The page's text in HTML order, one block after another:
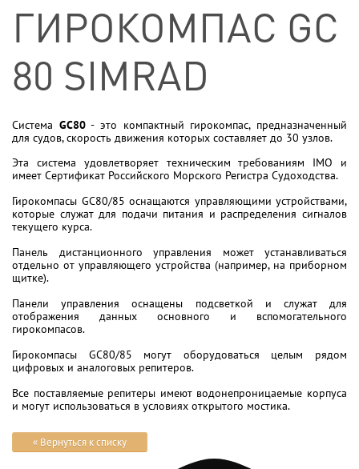
ГИРОКОМПАС GC
80 SIMRAD
Система GC80- это компактный гирокомпас, предназначенный
для судов, скорость движения которых составляет до 30 узлов.
Эта система удовлетворяет техническим требованиям IMO и
имеет Сертификат Российского Морского Регистра Судоходства.
Гирокомпасы GC80/85 оснащаются управляющими устройствами,
которые служат для подачи питания и распределения сигналов
текущего курса.
Панель дистанционного управления может устанавливаться
отдельно от управляющего устройства (например, на приборном
щитке).
Панели управления оснащены подсветкой и служат для
отображения данных основного и вспомогательного
гирокомпасов.
Гирокомпасы GC80/85 могут оборудоваться целым рядом
цифровых и аналоговых репитеров.
Все поставляемые репитеры имеют водонепроницаемые корпуса
и могут использоваться в условиях открытого мостика.
« Вернуться к списку